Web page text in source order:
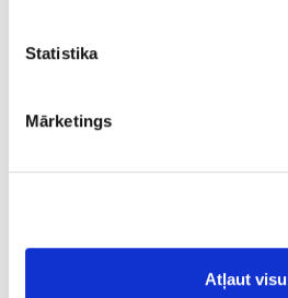
Statistika
Mārketings
Atļaut visu